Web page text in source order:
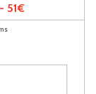
- 51€